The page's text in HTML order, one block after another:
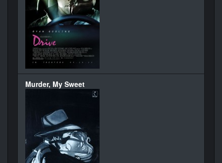
Murder, My Sweet